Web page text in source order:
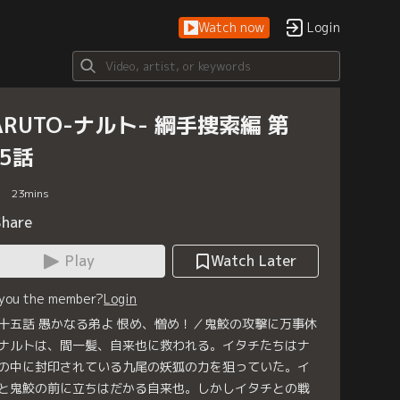
Watch now Login
ナルト- 綱手捜索編 第
話
23mins
Play
Watch Later
the member?Login
五話 愚かなる弟よ 恨め、憎め！／鬼鮫の攻撃に万事休
ルトは、間一髪、自来也に救われる。イタチたちはナ
中に封印されている九尾の妖狐の力を狙っていた。イ
鬼鮫の前に立ちはだかる自来也。しかしイタチとの戦